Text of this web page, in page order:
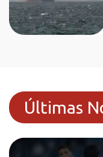
Últimas